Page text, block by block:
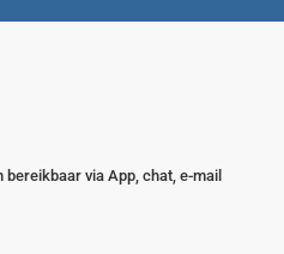
bereikbaar via App, chat, e-mail